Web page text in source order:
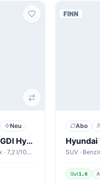
Neu
Hyundai Santa Fe 1.6 T-GDI Hybrid 4WD Blackline
SUV · Benzin · 239 PS · Automatik · 7,2 l/100km
Abo
Gut1,6